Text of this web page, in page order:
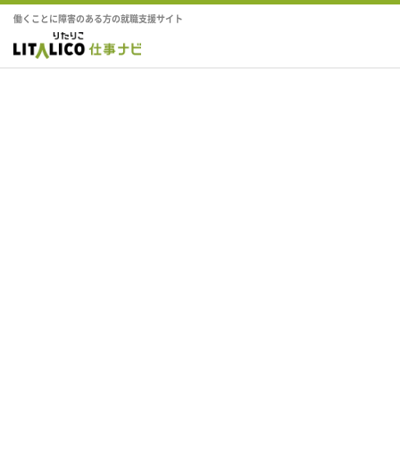
働くことに障害のある方の就職支援サイト